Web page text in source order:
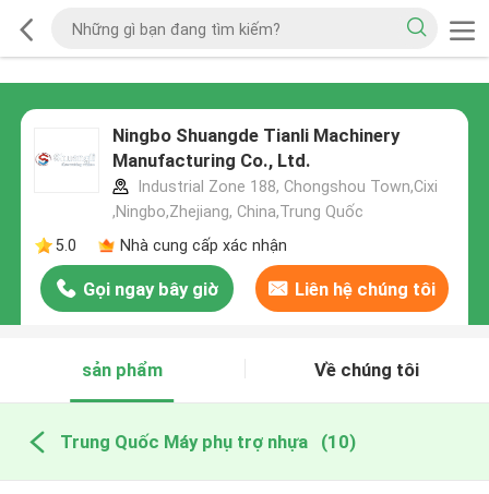
Ningbo Shuangde Tianli Machinery
Manufacturing Co., Ltd.
Industrial Zone 188, Chongshou Town,Cixi
,Ningbo,Zhejiang, China,Trung Quốc
5.0
Nhà cung cấp xác nhận
Gọi ngay bây giờ Liên hệ chúng tôi
sản phẩm Về chúng tôi
Trung Quốc Máy phụ trợ nhựa (10)